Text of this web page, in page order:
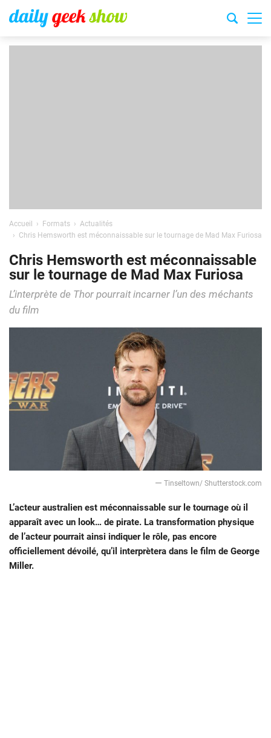
Accueil Formats
Actualités
Chris Hemsworth est méconnaissable sur le tournage de Mad Max Furiosa
Chris Hemsworth est méconnaissable
sur le tournage de Mad Max Furiosa
L’interprète de Thor pourrait incarner l’un des méchants
du film
ー Tinseltown/ Shutterstock.com
L’acteur australien est méconnaissable sur le tournage où il
apparaît avec un look… de pirate. La transformation physique
de l’acteur pourrait ainsi indiquer le rôle, pas encore
officiellement dévoilé, qu’il interprètera dans le film de George
Miller.